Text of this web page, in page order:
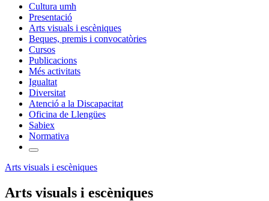
Cultura umh
Presentació
Arts visuals i escèniques
Beques, premis i convocatòries
Cursos
Publicacions
Més activitats
Igualtat
Diversitat
Atenció a la Discapacitat
Oficina de Llengües
Sabiex
Normativa
Arts visuals i escèniques
Arts visuals i escèniques